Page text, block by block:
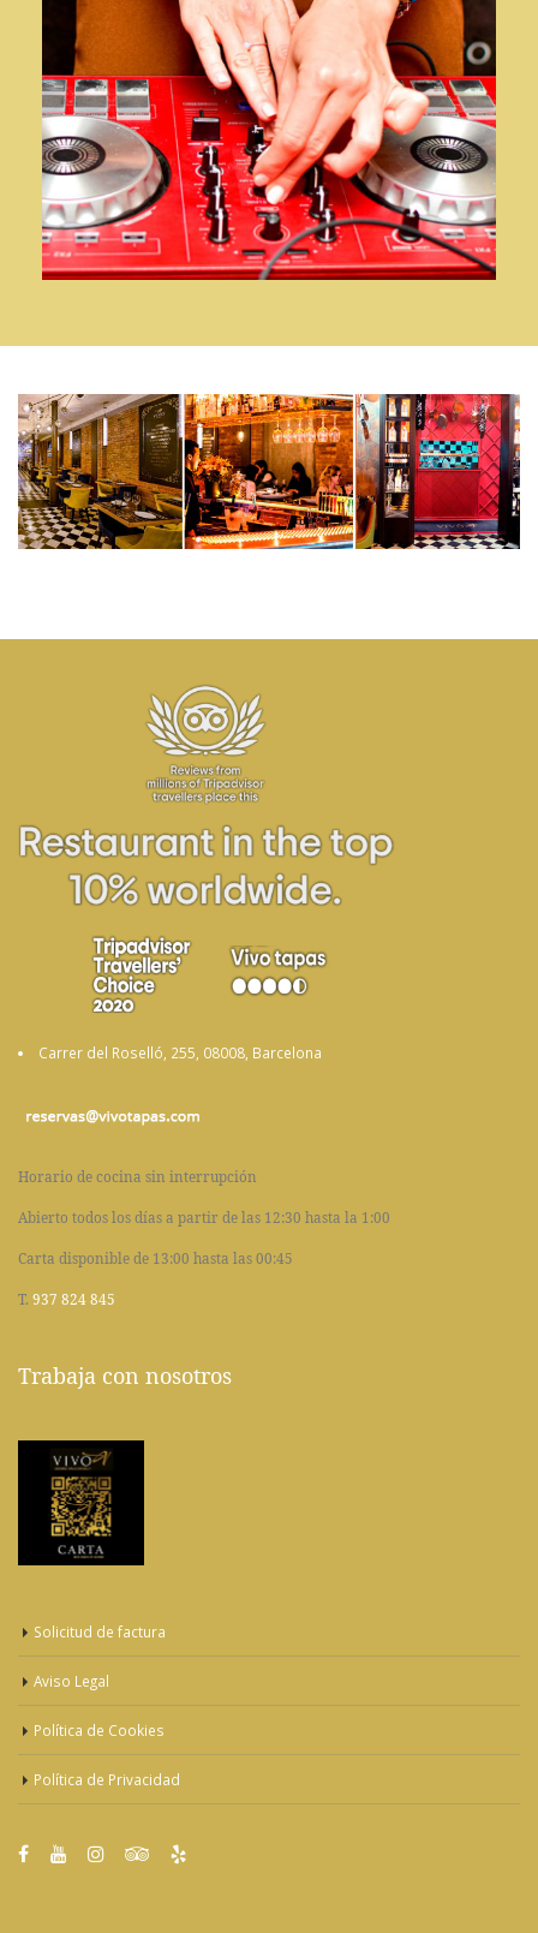
Carrer del Roselló, 255, 08008, Barcelona
Horario de cocina sin interrupción
Abierto todos los días a partir de las 12:30 hasta la 1:00
Carta disponible de 13:00 hasta las 00:45
T. 937 824 845
Trabaja con nosotros
Solicitud de factura
Aviso Legal
Política de Cookies
Política de Privacidad